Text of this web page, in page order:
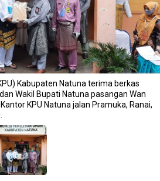
Kabupaten Natuna terima berkas
Wakil Bupati Natuna pasangan Wan
KPU Natuna jalan Pramuka, Ranai,